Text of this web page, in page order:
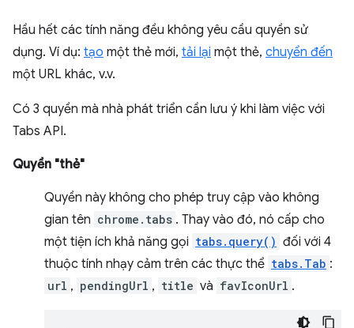
Hầu hết các tính năng đều không yêu cầu quyền sử
dụng. Ví dụ: tạo một thẻ mới, tải lại một thẻ, chuyển đến
một URL khác, v.v.
Có 3 quyền mà nhà phát triển cần lưu ý khi làm việc với
Tabs API.
Quyền "thẻ"
Quyền này không cho phép truy cập vào không
gian tên chrome.tabs . Thay vào đó, nó cấp cho
một tiện ích khả năng gọi tabs.query() đối với 4
thuộc tính nhạy cảm trên các thực thể tabs.Tab :
url , pendingUrl , title và favIconUrl .